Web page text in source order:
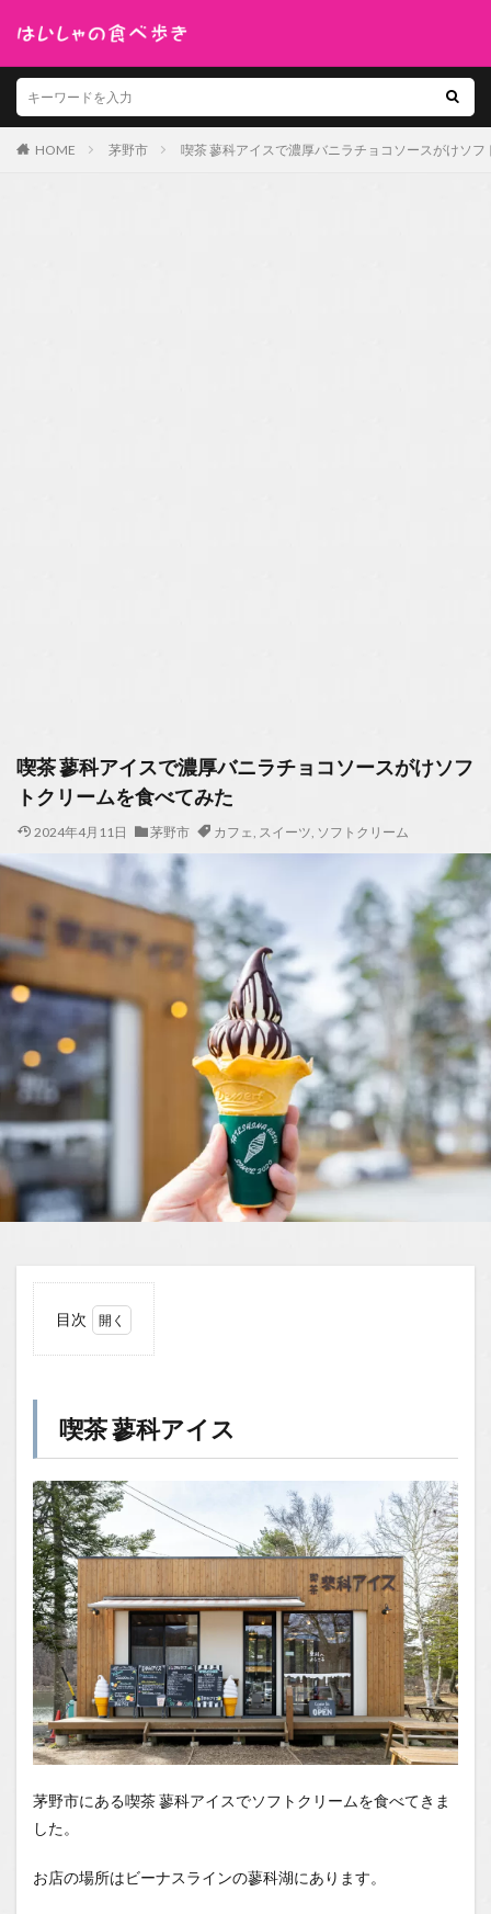
HOME 茅野市 喫茶 蓼科アイスで濃厚バニラチョコソースがけソ
喫茶 蓼科アイスで濃厚バニラチョコソースがけソフ
トクリームを食べてみた
2024年4月11日 茅野市 カフェ, スイーツ, ソフトクリーム
目次
1.1
場所
1.2
You
Tube
1.2.1
はいし
ゃの食
べ歩き
You
Tubeチ
ャンネ
ル
喫茶 蓼科アイス
茅野市にある喫茶 蓼科アイスでソフトクリームを食べてきま
した。
お店の場所はビーナスラインの蓼科湖にあります。